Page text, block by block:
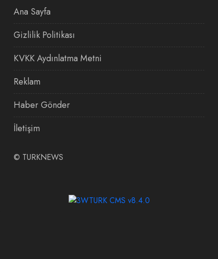
Ana Sayfa
Gizlilik Politikası
KVKK Aydınlatma Metni
Reklam
Haber Gönder
İletişim
© TURKNEWS